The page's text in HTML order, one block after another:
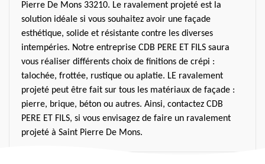
Pierre De Mons 33210. Le ravalement projeté est la
solution idéale si vous souhaitez avoir une façade
esthétique, solide et résistante contre les diverses
intempéries. Notre entreprise CDB PERE ET FILS saura
vous réaliser différents choix de finitions de crépi :
talochée, frottée, rustique ou aplatie. LE ravalement
projeté peut être fait sur tous les matériaux de façade :
pierre, brique, béton ou autres. Ainsi, contactez CDB
PERE ET FILS, si vous envisagez de faire un ravalement
projeté à Saint Pierre De Mons.